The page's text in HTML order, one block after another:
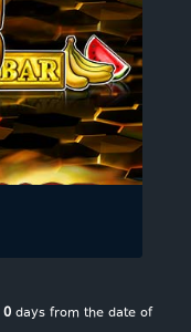
0 days from the date of